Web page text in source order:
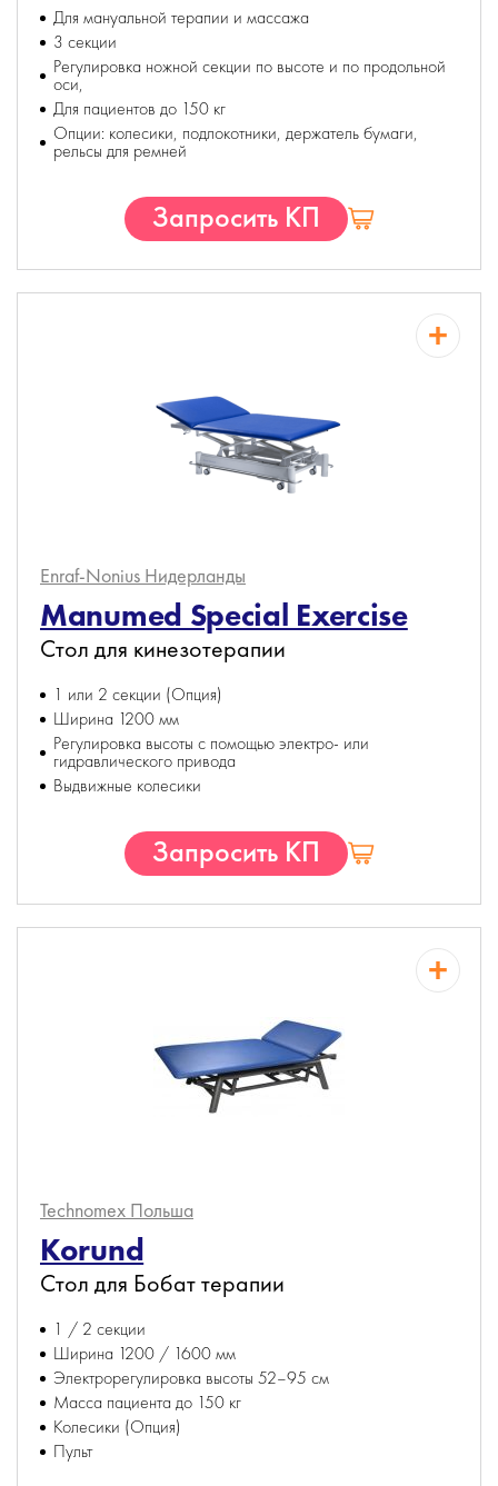
Для мануальной терапии и массажа
3 секции
Регулировка ножной секции по высоте и по продольной
оси,
Для пациентов до 150 кг
Опции: колесики, подлокотники, держатель бумаги,
рельсы для ремней
Запросить КП
Enraf-Nonius Нидерланды
Manumed Special Exercise
Стол для кинезотерапии
1 или 2 секции (Опция)
Ширина 1200 мм
Регулировка высоты с помощью электро- или
гидравлического привода
Выдвижные колесики
Запросить КП
Technomex Польша
Korund
Стол для Бобат терапии
1 / 2 секции
Ширина 1200 / 1600 мм
Электрорегулировка высоты 52–95 см
Масса пациента до 150 кг
Колесики (Опция)
Пульт